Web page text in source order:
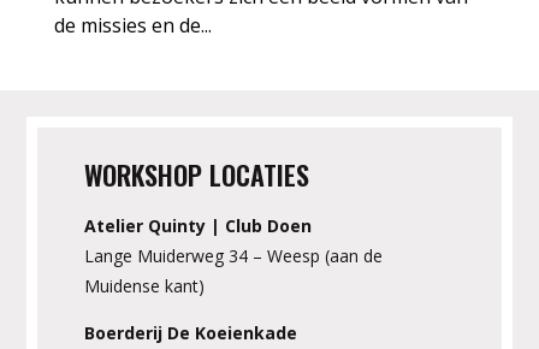
de missies en de...
WORKSHOP LOCATIES
Atelier Quinty | Club Doen
Lange Muiderweg 34 – Weesp (aan de
Muidense kant)
Boerderij De Koeienkade